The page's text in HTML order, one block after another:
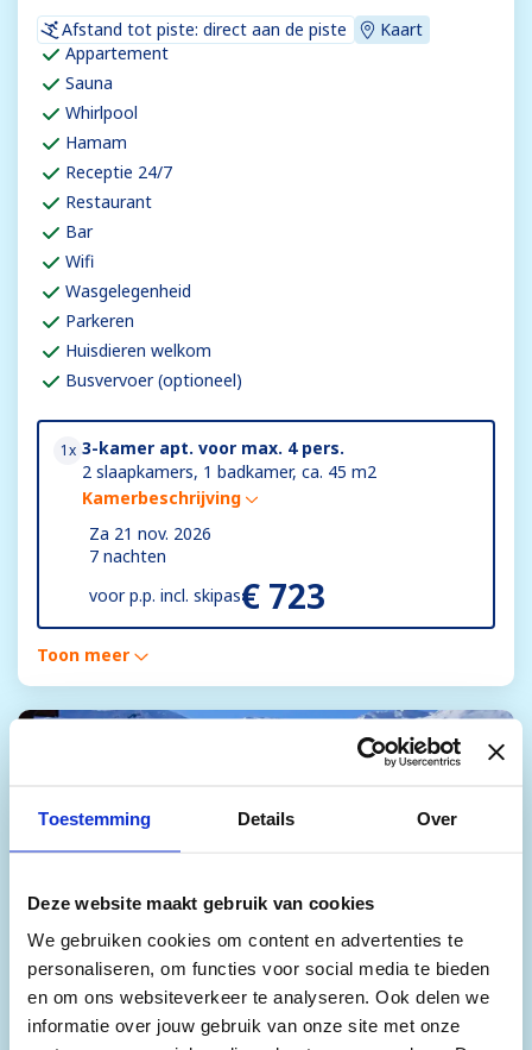
Toestemming Details Over
Deze website maakt gebruik van cookies
We gebruiken cookies om content en advertenties te
personaliseren, om functies voor social media te bieden
en om ons websiteverkeer te analyseren. Ook delen we
informatie over jouw gebruik van onze site met onze
Afstand tot piste: direct aan de piste
Kaart
Appartement
Sauna
Whirlpool
Hamam
Receptie 24/7
Restaurant
Bar
Wifi
Wasgelegenheid
Parkeren
Huisdieren welkom
Busvervoer (optioneel)
1x 3-kamer apt. voor max. 4 pers.
2 slaapkamers, 1 badkamer, ca. 45 m2
Kamerbeschrijving
Za 21 nov. 2026
7 nachten
voorp.p. incl. skipas€ 723
Toon meer
8.5
Les Chalets du Soleil
AUTHENTIQUES